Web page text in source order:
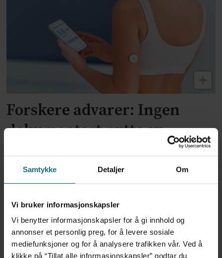
Samtykke Detaljer Om
Vi bruker informasjonskapsler
Vi benytter informasjonskapsler for å gi innhold og
annonser et personlig preg, for å levere sosiale
mediefunksjoner og for å analysere trafikken vår. Ved å
klikke på “Tillat alle informasjonskapsler” godtar du
Forskere advarer: Ingen
dokumentert nytte av
blodsukkermålere hos friske